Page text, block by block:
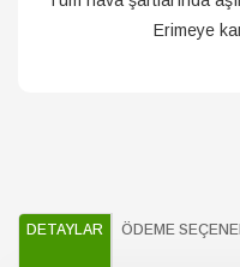
Erimeye
DETAYLAR ÖDEME